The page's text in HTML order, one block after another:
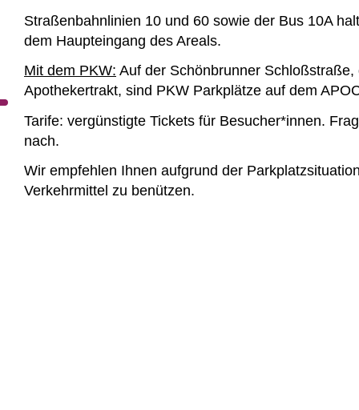
Straßenbahnlinien 10 und 60 sowie der Bus 10A
dem Haupteingang des Areals.
Mit dem PKW: Auf der Schönbrunner
Apothekertrakt, sind PKW Parkplätze auf dem
Tarife: vergünstigte Tickets für Besucher*innen.
nach.
Wir empfehlen Ihnen aufgrund der
Verkehrmittel zu benützen.